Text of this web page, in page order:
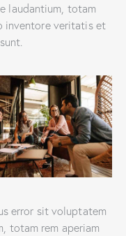
laudantium, totam
inventore veritatis et
error sit voluptatem
totam rem aperiam